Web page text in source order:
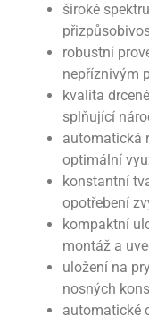
široké
robustní
nepříznivým
kvalita
splňující
automatická
optimální
konstantní
opotřebení
kompaktní
montáž a
uložení na
nosných
automatické